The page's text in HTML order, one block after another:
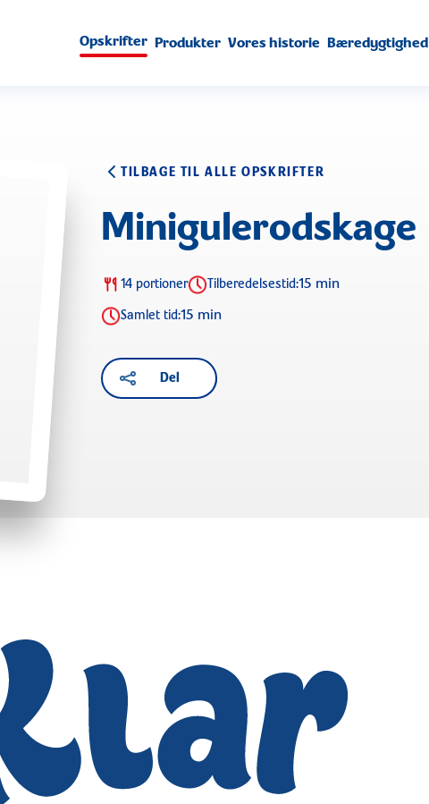
Opskrifter Produkter Vores historie Bæredygtighed
TILBAGE TIL ALLE OPSKRIFTER
Minigulerods­kage
14 portioner Tilberedelsestid:15 min
Samlet tid:15 min
Del